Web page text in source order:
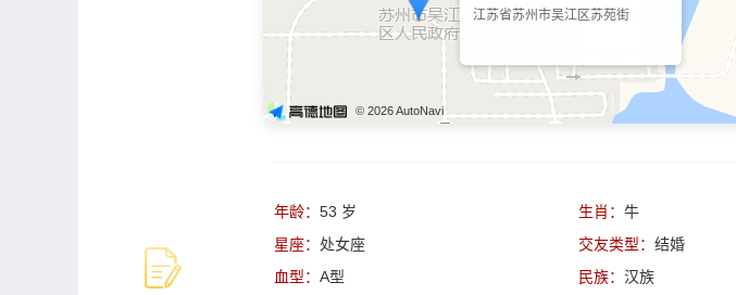
江苏省苏州市吴江区苏苑街
© 2026 AutoNavi
年龄： 53 岁 生肖： 牛
星座： 处女座 交友类型： 结婚
血型： A型 民族： 汉族